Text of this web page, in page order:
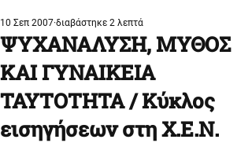
ΨΥΧΑΝΑΛΥΣΗ, ΜΥΘΟΣ
ΚΑΙ ΓΥΝΑΙΚΕΙΑ
ΤΑΥΤΟΤΗΤΑ / Κύκλος
εισηγήσεων στη Χ.Ε.Ν.
10 Σεπ 2007 διαβάστηκε 2 λεπτά